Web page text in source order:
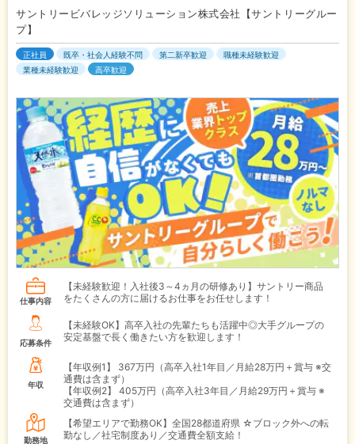
サントリービバレッジソリューション株式会社【サントリーグルー
プ】
正社員 既卒・社会人経験不問 第二新卒歓迎
職種未経験歓迎
業種未経験歓迎
高卒歓迎
仕事内容
【未経験歓迎！入社後3～4ヵ月の研修あり】サントリー商品
をたくさんの方に届けるお仕事をお任せします！
応募条件
【未経験OK】高卒入社の先輩たちも活躍中◎大手グループの
安定基盤で長く働きたい方を歓迎します！
年収
【年収例1】
367万円（高卒入社1年目／月給28万円＋賞与 ※交
通費は含まず）
【年収例2】
405万円（高卒入社3年目／月給29万円＋賞与 ※
交通費は含まず）
勤務地
【希望エリアで勤務OK】全国28都道府県 ☆ブロック外への転
勤なし／社宅制度あり／交通費全額支給！